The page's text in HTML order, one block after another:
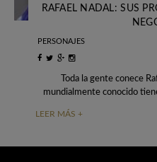
RAFAEL NADAL: SUS
PERSONAJES
Toda la gente conece
mundialmente conocido
LEER MÁS +